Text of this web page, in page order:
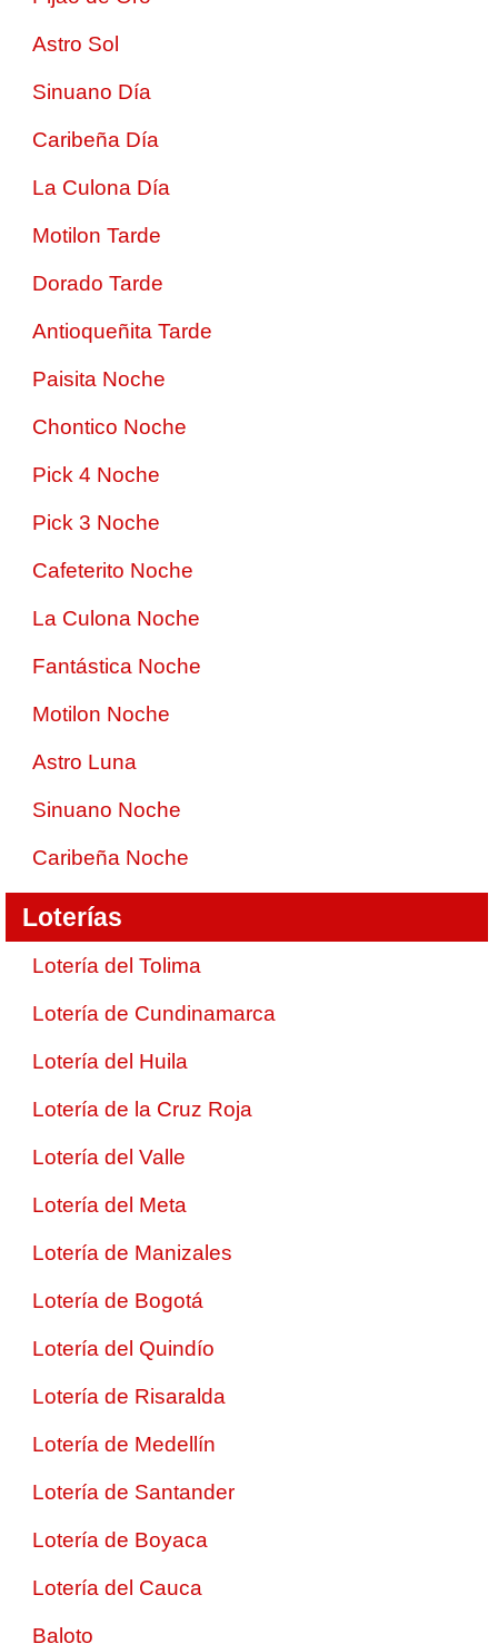
Astro Sol
Sinuano Día
Caribeña Día
La Culona Día
Motilon Tarde
Dorado Tarde
Antioqueñita Tarde
Paisita Noche
Chontico Noche
Pick 4 Noche
Pick 3 Noche
Cafeterito Noche
La Culona Noche
Fantástica Noche
Motilon Noche
Astro Luna
Sinuano Noche
Caribeña Noche
Loterías
Lotería del Tolima
Lotería de Cundinamarca
Lotería del Huila
Lotería de la Cruz Roja
Lotería del Valle
Lotería del Meta
Lotería de Manizales
Lotería de Bogotá
Lotería del Quindío
Lotería de Risaralda
Lotería de Medellín
Lotería de Santander
Lotería de Boyaca
Lotería del Cauca
Baloto